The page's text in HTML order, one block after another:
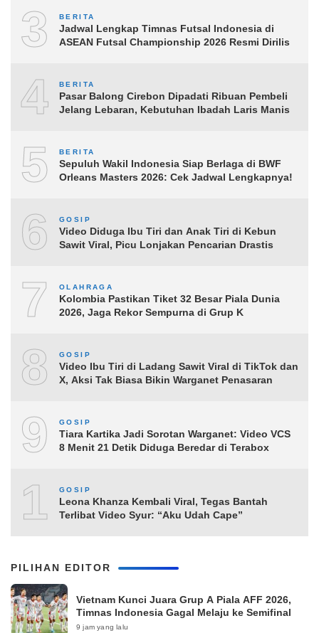
3 BERITA
Jadwal Lengkap Timnas Futsal Indonesia di
ASEAN Futsal Championship 2026 Resmi Dirilis
4 BERITA
Pasar Balong Cirebon Dipadati Ribuan Pembeli
Jelang Lebaran, Kebutuhan Ibadah Laris Manis
5 BERITA
Sepuluh Wakil Indonesia Siap Berlaga di BWF
Orleans Masters 2026: Cek Jadwal Lengkapnya!
6 GOSIP
Video Diduga Ibu Tiri dan Anak Tiri di Kebun
Sawit Viral, Picu Lonjakan Pencarian Drastis
7 OLAHRAGA
Kolombia Pastikan Tiket 32 Besar Piala Dunia
2026, Jaga Rekor Sempurna di Grup K
8 GOSIP
Video Ibu Tiri di Ladang Sawit Viral di TikTok dan
X, Aksi Tak Biasa Bikin Warganet Penasaran
9 GOSIP
Tiara Kartika Jadi Sorotan Warganet: Video VCS
8 Menit 21 Detik Diduga Beredar di Terabox
10
GOSIP
Leona Khanza Kembali Viral, Tegas Bantah
Terlibat Video Syur: “Aku Udah Cape”
PILIHAN EDITOR
Vietnam Kunci Juara Grup A Piala AFF 2026,
Timnas Indonesia Gagal Melaju ke Semifinal
9 jam yang lalu